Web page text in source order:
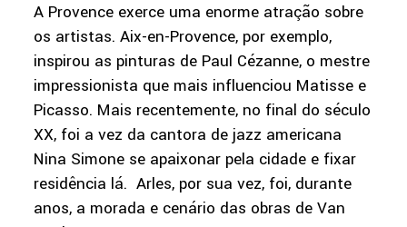
A Provence exerce uma enorme atração sobre
os artistas. Aix-en-Provence, por exemplo,
inspirou as pinturas de Paul Cézanne, o mestre
impressionista que mais influenciou Matisse e
Picasso. Mais recentemente, no final do século
XX, foi a vez da cantora de jazz americana
Nina Simone se apaixonar pela cidade e fixar
residência lá. Arles, por sua vez, foi, durante
anos, a morada e cenário das obras de Van